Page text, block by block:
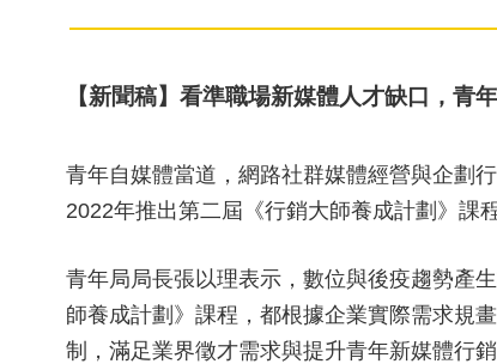
【新聞稿】看準職場新媒體人才缺口，青
青年自媒體當道，網路社群媒體經營與企劃
2022年推出第二屆《行銷大師養成計劃》課
青年局局長張以理表示，數位與後疫趨勢產
師養成計劃》課程，都根據企業實際需求規
制，滿足業界徵才需求與提升青年新媒體行銷